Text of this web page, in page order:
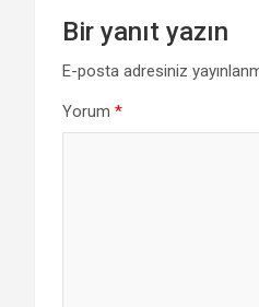
Bir yanıt yazın
E-posta adresiniz
Yorum *